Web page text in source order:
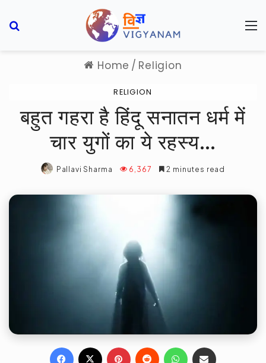
Home / Religion
RELIGION
बहुत गहरा है हिंदू सनातन धर्म में
चार युगों का ये रहस्य…
Pallavi Sharma 6,367 2 minutes read
Facebook Pinterest
Reddit WhatsApp